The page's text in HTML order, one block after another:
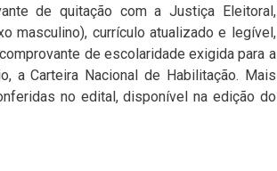
de quitação com a Justiça Eleitoral,
masculino), currículo atualizado e legível,
de escolaridade exigida para a
a Carteira Nacional de Habilitação. Mais
no edital, disponível na edição do